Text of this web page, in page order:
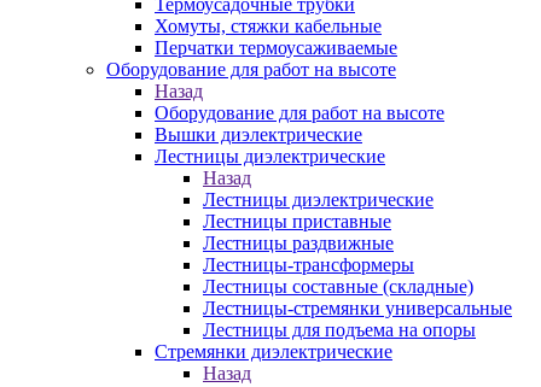
Термоусадочные трубки
Хомуты, стяжки кабельные
Перчатки термоусаживаемые
Оборудование для работ на высоте
Назад
Оборудование для работ на высоте
Вышки диэлектрические
Лестницы диэлектрические
Назад
Лестницы диэлектрические
Лестницы приставные
Лестницы раздвижные
Лестницы-трансформеры
Лестницы составные (складные)
Лестницы-стремянки универсальные
Лестницы для подъема на опоры
Стремянки диэлектрические
Назад